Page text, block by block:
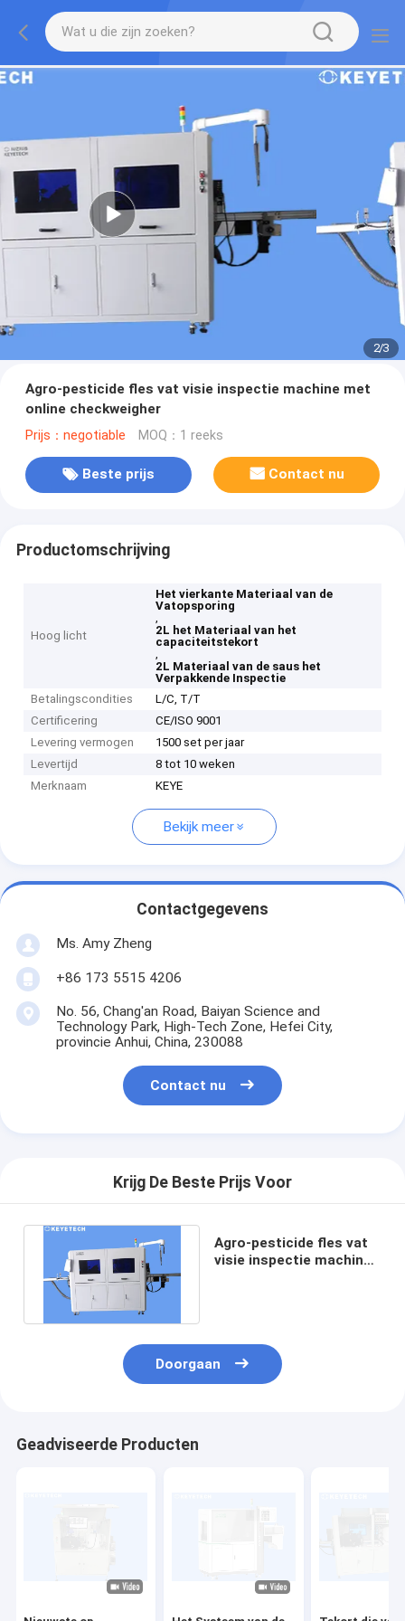
2/3
Agro-pesticide fles vat visie inspectie machine met
online checkweigher
Prijs：negotiable MOQ：1 reeks
Beste prijs Contact nu
Productomschrijving
Hoog licht
Het vierkante Materiaal van de
Vatopsporing
,
2L het Materiaal van het
capaciteitstekort
,
2L Materiaal van de saus het
Verpakkende Inspectie
Betalingscondities
L/C, T/T
Certificering
CE/ISO 9001
Levering vermogen
1500 set per jaar
Levertijd
8 tot 10 weken
Merknaam
KEYE
Bekijk meer
Contactgegevens
Ms. Amy Zheng
+86 173 5515 4206
No. 56, Chang'an Road, Baiyan Science and
Technology Park, High-Tech Zone, Hefei City,
provincie Anhui, China, 230088
Contact nu
Krijg De Beste Prijs Voor
Agro-pesticide fles vat
visie inspectie machine
Doorgaan
Geadviseerde Producten